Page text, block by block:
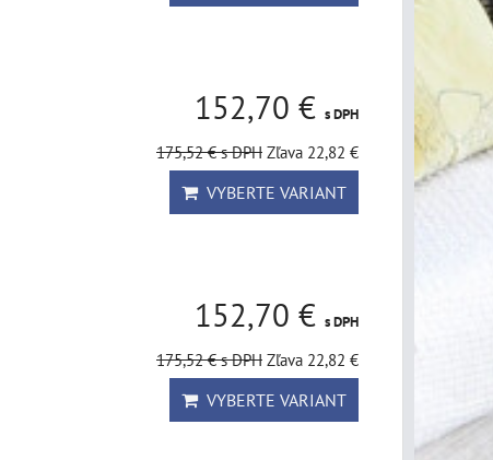
152,70 € s DPH
175,52 €s DPH Zľava 22,82 €
VYBERTE VARIANT
152,70 € s DPH
175,52 €s DPH Zľava 22,82 €
VYBERTE VARIANT